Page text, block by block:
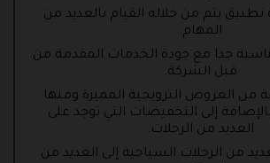
تطبيق يتم من خلاله القيام بالعديد من
المهام.
جدا مع جودة الخدمات المقدمة من
قبل الشركة.
من العروض الترويجية المميزة ومنها
إلى التخفيضات التي توجد على
العديد من الرحلات.
من الرحلات السياحية إلى العديد من